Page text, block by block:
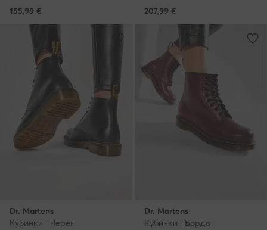
155,99 €
207,99 €
Dr. Martens
Кубинки · Черен
Dr. Martens
Кубинки · Бордо